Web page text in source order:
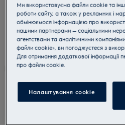
Ми використовуємо файли cookie та інші
роботи сайту, а також у рекламних і
обмінюємося інформацією про
нашими партнерами — соціальними
агентствами та аналітичними
файли cookie», ви погоджуєтеся з
Для отримання додаткової інформації
прo файли cookie.
Налаштування cookie